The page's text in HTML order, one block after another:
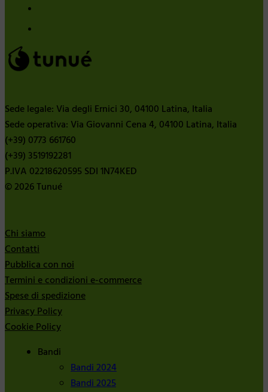
Sede legale: Via degli Ernici 30, 04100 Latina, Italia
Sede operativa: Via Giovanni Cena 4, 04100 Latina, Italia
(+39) 0773 661760
(+39) 3519192281
P.IVA 02218620595 SDI 1N74KED
© 2026 Tunué
Chi siamo
Contatti
Pubblica con noi
Termini e condizioni e-commerce
Spese di spedizione
Privacy Policy
Cookie Policy
Bandi
Bandi 2024
Bandi 2025